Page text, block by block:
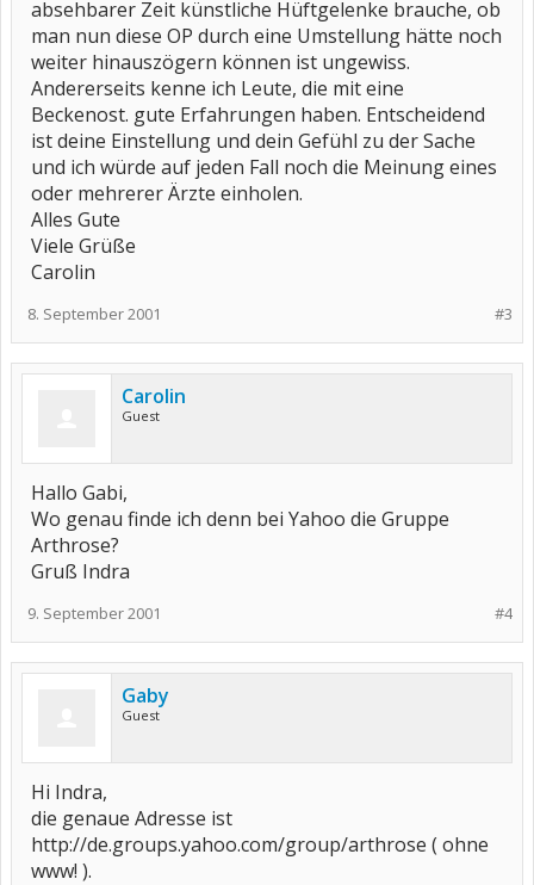
absehbarer Zeit künstliche Hüftgelenke brauche, ob
man nun diese OP durch eine Umstellung hätte noch
weiter hinauszögern können ist ungewiss.
Andererseits kenne ich Leute, die mit eine
Beckenost. gute Erfahrungen haben. Entscheidend
ist deine Einstellung und dein Gefühl zu der Sache
und ich würde auf jeden Fall noch die Meinung eines
oder mehrerer Ärzte einholen.
Alles Gute
Viele Grüße
Carolin
#3
8. September 2001
Carolin
Guest
Hallo Gabi,
Wo genau finde ich denn bei Yahoo die Gruppe
Arthrose?
Gruß Indra
#4
9. September 2001
Gaby
Guest
Hi Indra,
die genaue Adresse ist
http://de.groups.yahoo.com/group/arthrose ( ohne
www! ).